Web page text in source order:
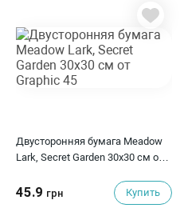
Двусторонняя бумага Meadow
Lark, Secret Garden 30х30 см от
45.9 грн Купить